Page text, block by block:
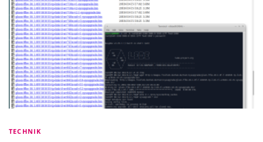
TECHNIK